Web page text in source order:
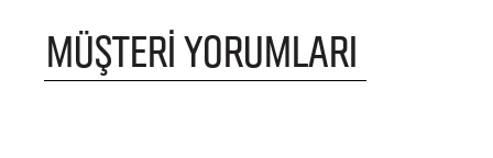
MÜŞTERI YORUMLARI